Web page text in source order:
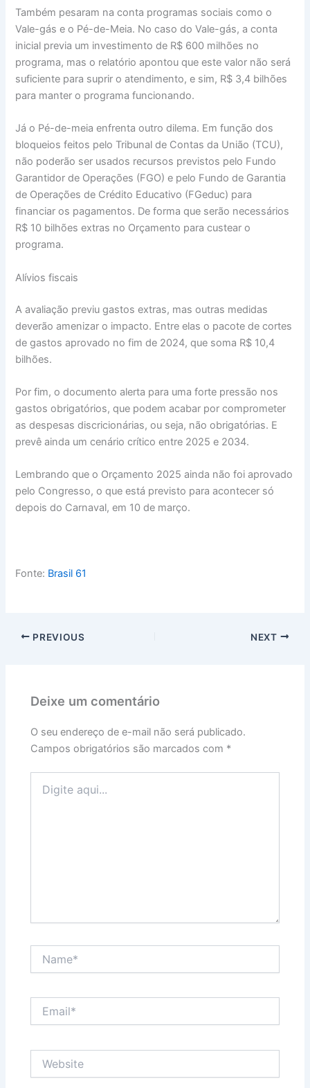
Também pesaram na conta programas sociais como o
Vale-gás e o Pé-de-Meia. No caso do Vale-gás, a conta
inicial previa um investimento de R$ 600 milhões no
programa, mas o relatório apontou que este valor não será
suficiente para suprir o atendimento, e sim, R$ 3,4 bilhões
para manter o programa funcionando.
Já o Pé-de-meia enfrenta outro dilema. Em função dos
bloqueios feitos pelo Tribunal de Contas da União (TCU),
não poderão ser usados recursos previstos pelo Fundo
Garantidor de Operações (FGO) e pelo Fundo de Garantia
de Operações de Crédito Educativo (FGeduc) para
financiar os pagamentos. De forma que serão necessários
R$ 10 bilhões extras no Orçamento para custear o
programa.
Alívios fiscais
A avaliação previu gastos extras, mas outras medidas
deverão amenizar o impacto. Entre elas o pacote de cortes
de gastos aprovado no fim de 2024, que soma R$ 10,4
bilhões.
Por fim, o documento alerta para uma forte pressão nos
gastos obrigatórios, que podem acabar por comprometer
as despesas discricionárias, ou seja, não obrigatórias. E
prevê ainda um cenário crítico entre 2025 e 2034.
Lembrando que o Orçamento 2025 ainda não foi aprovado
pelo Congresso, o que está previsto para acontecer só
depois do Carnaval, em 10 de março.
Fonte: Brasil 61
PREVIOUS NEXT
Deixe um comentário
O seu endereço de e-mail não será publicado.
Campos obrigatórios são marcados com *
aqui...